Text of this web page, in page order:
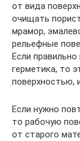
от вида
очищать
мрамор,
рельефные
Если
герметика, то
поверхностью,
Если нужно
то рабочую
от старого